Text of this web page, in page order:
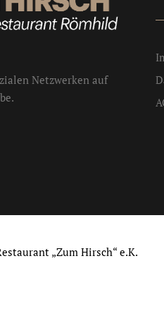
Netzwerken auf
„Zum Hirsch“ e.K.